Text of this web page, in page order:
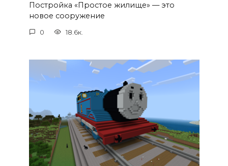
Постройка «Простое жилище» — это
новое сооружение
0 18.6к.